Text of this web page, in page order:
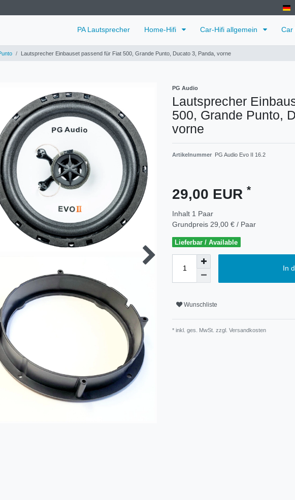
PA Lautsprecher Home-Hifi Car-Hifi allgemein Car
Lautsprecher Einbauset passend für Fiat 500, Grande Punto, Ducato 3, Panda, vorne
PG Audio
Lautsprecher
500, Grande Punto,
vorne
Artikelnummer PG Audio Evo II 16.2
29,00 EUR *
Inhalt 1 Paar
Grundpreis 29,00 € / Paar
Lieferbar / Available
In
Wunschliste
* inkl. ges. MwSt. zzgl. Versandkosten